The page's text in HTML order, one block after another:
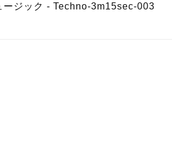
ージック - Techno-3m15sec-003